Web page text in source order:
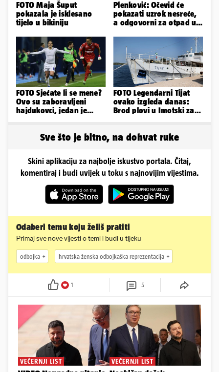
FOTO Maja Šuput
pokazala je isklesano
tijelo u bikiniju
Plenković: Očevid će
pokazati uzrok nesreće,
a odgovorni za otpad u
FOTO Sjećate li se mene?
Ovo su zaboravljeni
hajdukovci, jedan je
FOTO Legendarni Tijat
ovako izgleda danas:
Brod plovi u Imotski za
Sve što je bitno, na dohvat ruke
Skini aplikaciju za najbolje iskustvo portala. Čitaj,
komentiraj i budi uvijek u toku s najnovijim vijestima.
Odaberi temu koju želiš pratiti
Primaj sve nove vijesti o temi i budi u tijeku
odbojka hrvatska ženska odbojkaška reprezentacija
1 5